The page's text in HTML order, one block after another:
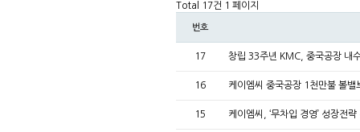
Total 17건 1 페이지
번호
17 창립 33주년 KMC, 중국공장 내
16 케이엠씨 중국공장 1천만불 볼밸
15 케이엠씨, ‘무차입 경영’ 성장전